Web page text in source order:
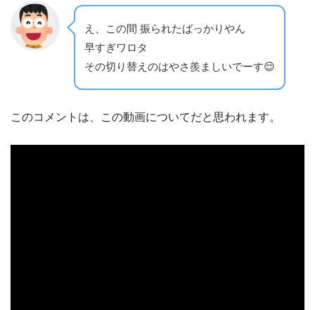
え、この間 振られたばっかりやん
早すぎワロタ
その切り替えのはやさ羨ましいでーす😌
このコメントは、この動画についてだと思われます。